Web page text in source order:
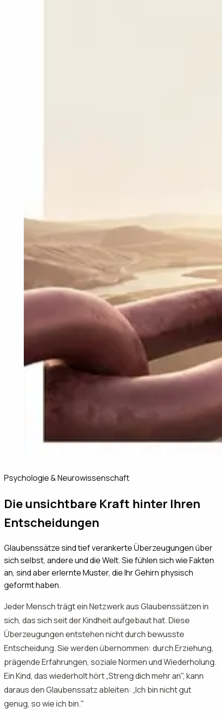
Psychologie & Neurowissenschaft
Die unsichtbare Kraft hinter Ihren
Entscheidungen
Glaubenssätze sind tief verankerte Überzeugungen über
sich selbst, andere und die Welt. Sie fühlen sich wie Fakten
an, sind aber erlernte Muster, die Ihr Gehirn physisch
geformt haben.
Jeder Mensch trägt ein Netzwerk aus Glaubenssätzen in
sich, das sich seit der Kindheit aufgebaut hat. Diese
Überzeugungen entstehen nicht durch bewusste
Entscheidung. Sie werden übernommen: durch Erziehung,
prägende Erfahrungen, soziale Normen und Wiederholung.
Ein Kind, das wiederholt hört „Streng dich mehr an", kann
daraus den Glaubenssatz ableiten: „Ich bin nicht gut
genug, so wie ich bin."